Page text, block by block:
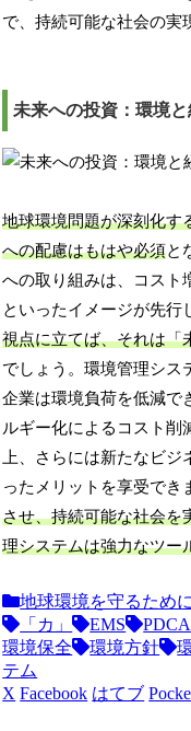
で、持続可能な社会の実
未来への投資：環境
地球環境問題が深刻化す
への配慮はもはや必須と
への取り組みは、コスト
といったイメージが先行
視点に立てば、それは「
でしょう。環境管理シス
企業は環境負荷を低減で
ルギー化によるコスト削
上、さらには新たなビジ
ったメリットを享受でき
させ、持続可能な社会を
理システムは強力なツー
地球環境を守るために
「カ」
EMS PDCA
環境保全
環境方針
テム
X Facebook はてブ